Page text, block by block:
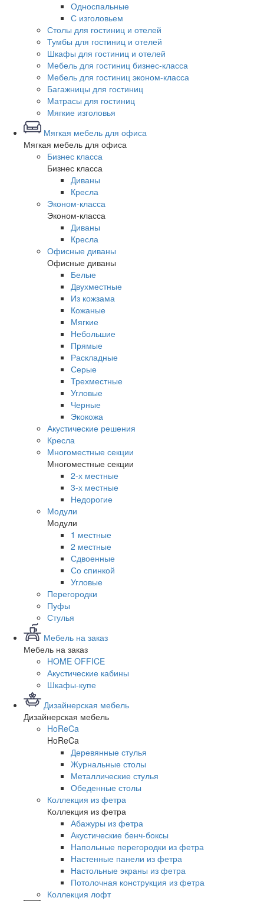
Односпальные
С изголовьем
Столы для гостиниц и отелей
Тумбы для гостиниц и отелей
Шкафы для гостиниц и отелей
Мебель для гостиниц бизнес-класса
Мебель для гостиниц эконом-класса
Багажницы для гостиниц
Матрасы для гостиниц
Мягкие изголовья
Мягкая мебель для офиса
Мягкая мебель для офиса
Бизнес класса
Бизнес класса
Диваны
Кресла
Эконом-класса
Эконом-класса
Диваны
Кресла
Офисные диваны
Офисные диваны
Белые
Двухместные
Из кожзама
Кожаные
Мягкие
Небольшие
Прямые
Раскладные
Серые
Трехместные
Угловые
Черные
Экокожа
Акустические решения
Кресла
Многоместные секции
Многоместные секции
2-х местные
3-х местные
Недорогие
Модули
Модули
1 местные
2 местные
Сдвоенные
Со спинкой
Угловые
Перегородки
Пуфы
Стулья
Мебель на заказ
Мебель на заказ
HOME OFFICE
Акустические кабины
Шкафы-купе
Дизайнерская мебель
Дизайнерская мебель
HoReCa
HoReCa
Деревянные стулья
Журнальные столы
Металлические стулья
Обеденные столы
Коллекция из фетра
Коллекция из фетра
Абажуры из фетра
Акустические бенч-боксы
Напольные перегородки из фетра
Настенные панели из фетра
Настольные экраны из фетра
Потолочная конструкция из фетра
Коллекция лофт